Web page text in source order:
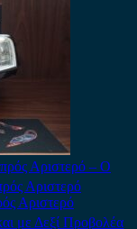
Αριστερό – Ο
Αριστερό